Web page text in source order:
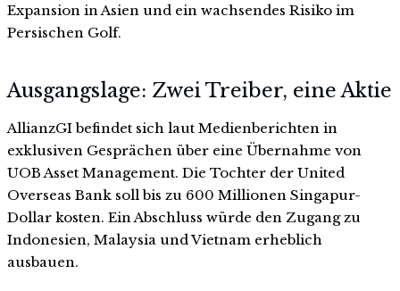
Expansion in Asien und ein wachsendes Risiko im
Persischen Golf.
Ausgangslage: Zwei Treiber, eine Aktie
AllianzGI befindet sich laut Medienberichten in
exklusiven Gesprächen über eine Übernahme von
UOB Asset Management. Die Tochter der United
Overseas Bank soll bis zu 600 Millionen Singapur-
Dollar kosten. Ein Abschluss würde den Zugang zu
Indonesien, Malaysia und Vietnam erheblich
ausbauen.